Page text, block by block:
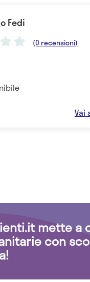
Fedi
(0 recensioni)
Vai
mette
con